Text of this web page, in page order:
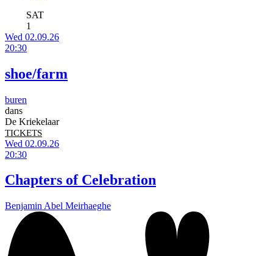
SAT
1
Wed 02.09.26
20:30
shoe/farm
buren
dans
De Kriekelaar
TICKETS
Wed 02.09.26
20:30
Chapters of Celebration
Benjamin Abel Meirhaeghe